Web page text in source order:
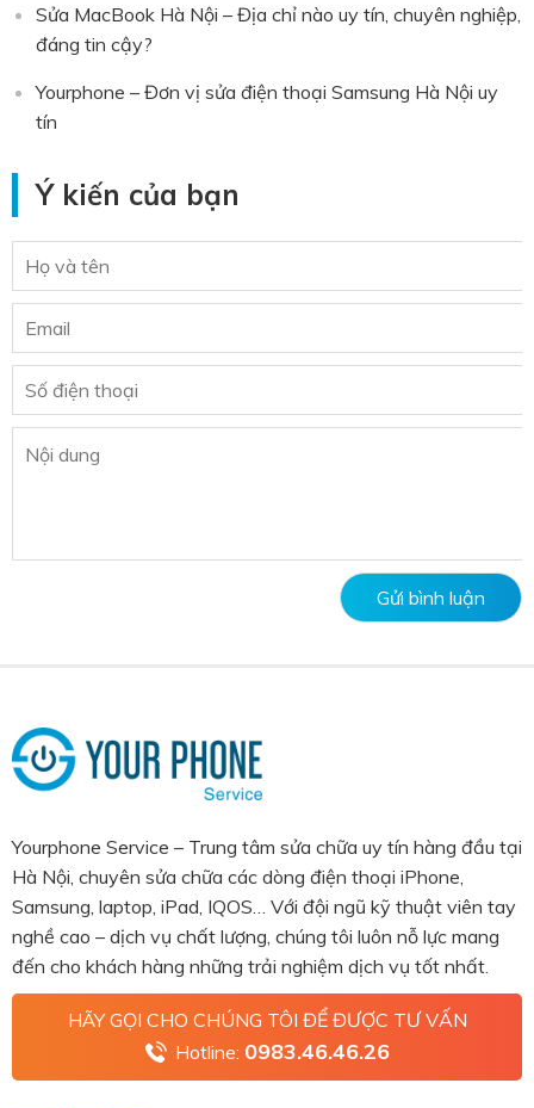
Sửa MacBook Hà Nội – Địa chỉ nào uy tín, chuyên nghiệp,
đáng tin cậy?
Yourphone – Đơn vị sửa điện thoại Samsung Hà Nội uy
tín
Ý kiến của bạn
Yourphone Service – Trung tâm sửa chữa uy tín hàng đầu tại
Hà Nội, chuyên sửa chữa các dòng điện thoại iPhone,
Samsung, laptop, iPad, IQOS… Với đội ngũ kỹ thuật viên tay
nghề cao – dịch vụ chất lượng, chúng tôi luôn nỗ lực mang
đến cho khách hàng những trải nghiệm dịch vụ tốt nhất.
HÃY GỌI CHO CHÚNG TÔI ĐỂ ĐƯỢC TƯ VẤN
Hotline: 0983.46.46.26